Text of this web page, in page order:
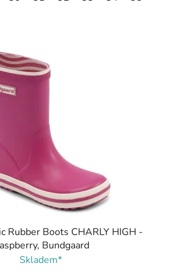
Rubber Boots CHARLY HIGH -
Bundgaard
Skladem*